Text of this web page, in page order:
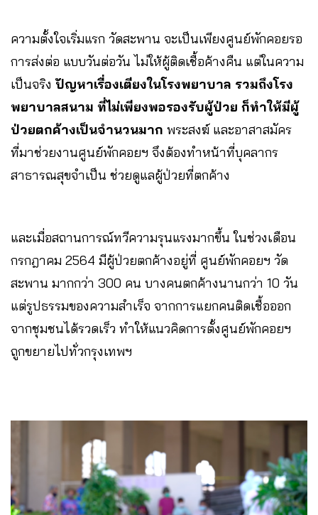
ความตั้งใจเริ่มแรก วัดสะพาน จะเป็นเพียงศูนย์พักคอยรอ
การส่งต่อ แบบวันต่อวัน ไม่ให้ผู้ติดเชื้อค้างคืน แต่ในความ
เป็นจริงปัญหาเรื่องเตียงในโรงพยาบาล รวมถึงโรง
พยาบาลสนาม ที่ไม่เพียงพอรองรับผู้ป่วย ก็ทำให้มีผู้
ป่วยตกค้างเป็นจำนวนมาก พระสงฆ์ และอาสาสมัคร
ที่มาช่วยงานศูนย์พักคอยฯ จึงต้องทำหน้าที่บุคลากร
สาธารณสุขจำเป็น ช่วยดูแลผู้ป่วยที่ตกค้าง
และเมื่อสถานการณ์ทวีความรุนแรงมากขึ้น ในช่วงเดือน
กรกฎาคม 2564 มีผู้ป่วยตกค้างอยู่ที่ ศูนย์พักคอยฯ วัด
สะพาน มากกว่า 300 คน บางคนตกค้างนานกว่า 10 วัน
แต่รูปธรรมของความสำเร็จ จากการแยกคนติดเชื้อออก
จากชุมชนได้รวดเร็ว ทำให้แนวคิดการตั้งศูนย์พักคอยฯ
ถูกขยายไปทั่วกรุงเทพฯ